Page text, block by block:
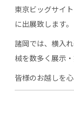
東京ビッグサイ
に出展致します。
諸岡では、横入
械を数多く展示・
皆様のお越しを